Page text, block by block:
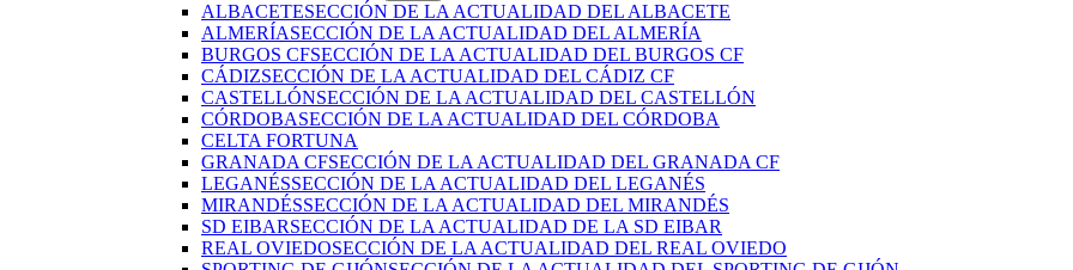
ALBACETESECCIÓN DE LA ACTUALIDAD DEL ALBACETE
ALMERÍASECCIÓN DE LA ACTUALIDAD DEL ALMERÍA
BURGOS CFSECCIÓN DE LA ACTUALIDAD DEL BURGOS CF
CÁDIZSECCIÓN DE LA ACTUALIDAD DEL CÁDIZ CF
CASTELLÓNSECCIÓN DE LA ACTUALIDAD DEL CASTELLÓN
CÓRDOBASECCIÓN DE LA ACTUALIDAD DEL CÓRDOBA
CELTA FORTUNA
GRANADA CFSECCIÓN DE LA ACTUALIDAD DEL GRANADA CF
LEGANÉSSECCIÓN DE LA ACTUALIDAD DEL LEGANÉS
MIRANDÉSSECCIÓN DE LA ACTUALIDAD DEL MIRANDÉS
SD EIBARSECCIÓN DE LA ACTUALIDAD DE LA SD EIBAR
REAL OVIEDOSECCIÓN DE LA ACTUALIDAD DEL REAL OVIEDO